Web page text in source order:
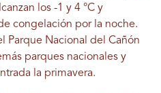
los -1 y 4 °C y
congelación por la noche.
Parque Nacional del Cañón
parques nacionales y
la primavera.